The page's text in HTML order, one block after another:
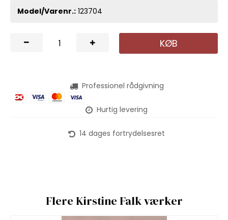
Model/Varenr.: 123704
KØB
Professionel rådgivning
Hurtig levering
14 dages fortrydelsesret
Flere Kirstine Falk værker